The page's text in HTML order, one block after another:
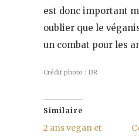
est donc important
oublier que le
un combat pour les
Crédit photo : DR
Similaire
2 ans vegan et